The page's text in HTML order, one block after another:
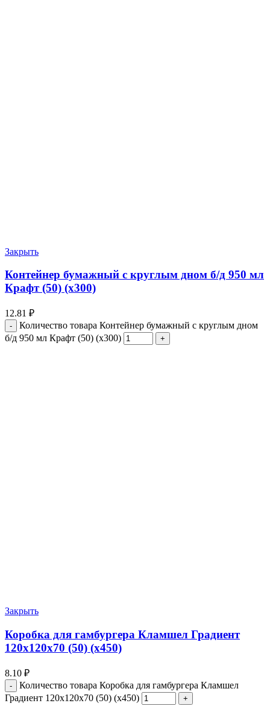
Закрыть
Контейнер бумажный с круглым дном б/д 950 мл
Крафт (50) (х300)
12.81 ₽
Количество товара Контейнер бумажный с круглым дном
б/д 950 мл Крафт (50) (х300)
Закрыть
Коробка для гамбургера Кламшел Градиент
120х120х70 (50) (х450)
8.10 ₽
Количество товара Коробка для гамбургера Кламшел
Градиент 120х120х70 (50) (х450)